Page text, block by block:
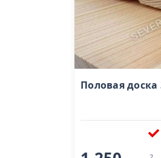
Половая доска